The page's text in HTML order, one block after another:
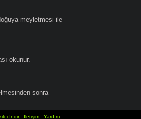
meyletmesi ile
okunur.
sonra
İndir- İletişim - Yardım